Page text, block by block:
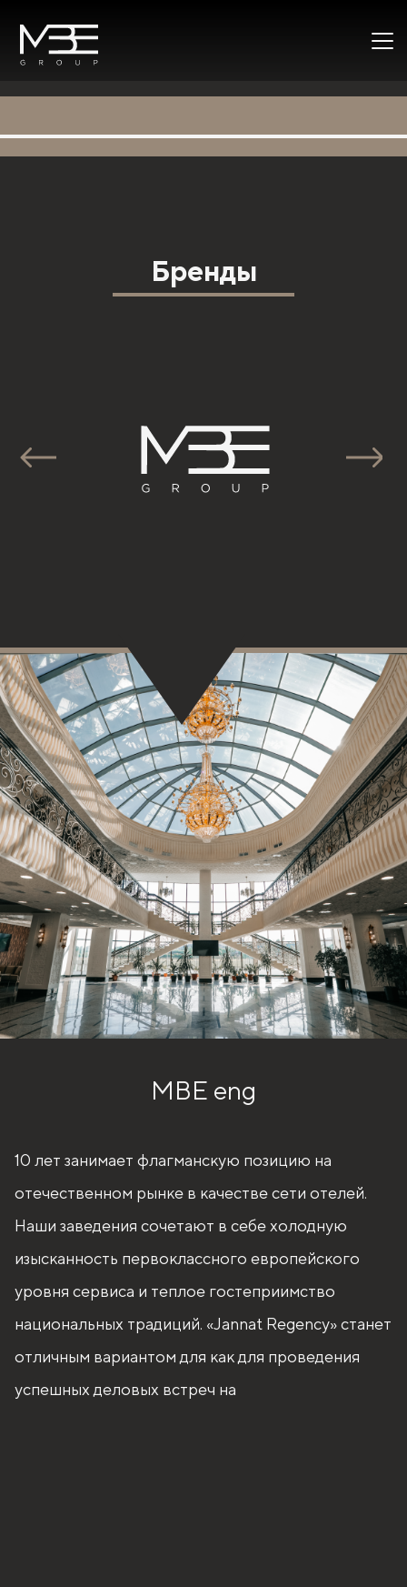
Бренды
MBE eng
10 лет занимает флагманскую позицию на
отечественном рынке в качестве сети отелей.
Наши заведения сочетают в себе холодную
изысканность первоклассного европейского
уровня сервиса и теплое гостеприимство
национальных традиций. «Jannat Regency» станет
отличным вариантом для как для проведения
успешных деловых встреч на